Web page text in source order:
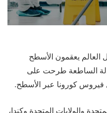
العالم يعقمون الأسطح
الساطعة طرحت على
فيروس كورونا عبر الأسطح.
والولايات المتحدة وكندا،